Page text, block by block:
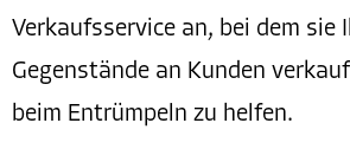
Verkaufsservice an, bei dem sie
Gegenstände an Kunden
beim Entrümpeln zu helfen.